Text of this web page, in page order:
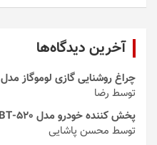
آخرین دیدگاه‌ها
چراغ روشنایی گازی لوموگاز مدل C200
توسط رضا
پخش کننده خودرو مدل 520-BT
توسط محسن پاشایی